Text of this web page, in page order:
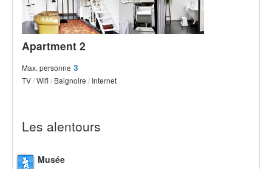
Apartment 2
Max. personne 3
TV/Wifi/ Baignoire / Internet
Les alentours
Musée